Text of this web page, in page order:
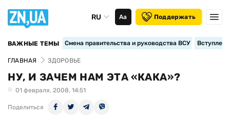
RU Аа Поддержать
ВАЖНЫЕ ТЕМЫ Смена правительства и руководства ВСУ
ГЛАВНАЯ ЗДОРОВЬЕ
НУ, И ЗАЧЕМ НАМ ЭТА «КАКА»?
01 февраля, 2008, 14:51
Поделиться